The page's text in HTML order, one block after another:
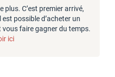
plus. C’est premier arrivé,
possible d’acheter un
vous faire gagner du temps.
ici